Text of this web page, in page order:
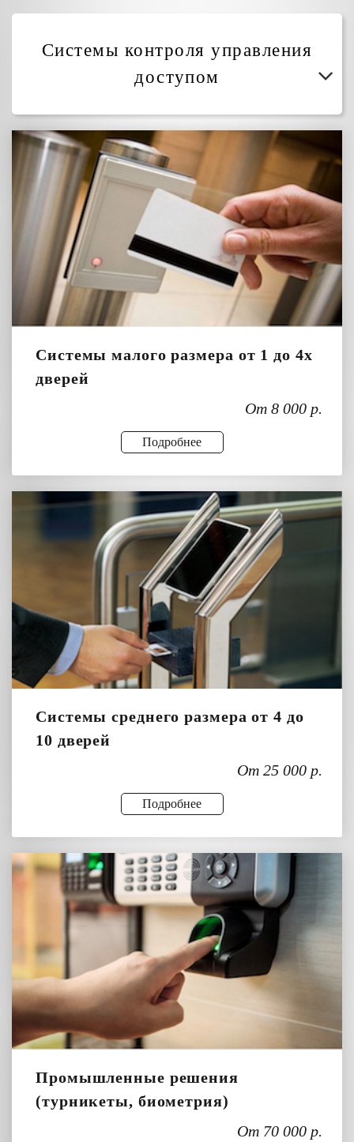
Системы контроля управления
доступом
Системы малого размера от 1 до 4х
дверей
От 8 000 р.
Подробнее
Системы среднего размера от 4 до
10 дверей
От 25 000 р.
Подробнее
Промышленные решения
(турникеты, биометрия)
От 70 000 р.